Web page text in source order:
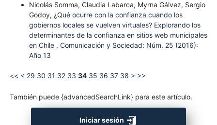
Nicolás Somma, Claudia Labarca, Myrna Gálvez, Sergio
Godoy, ¿Qué ocurre con la confianza cuando los
gobiernos locales se vuelven virtuales? Explorando los
determinantes de la confianza en sitios web municipales
en Chile , Comunicación y Sociedad: Núm. 25 (2016):
Año 13
<< < 29 30 31 32 33 34 35 36 37 38 > >>
También puede {advancedSearchLink} para este artículo.
Iniciar sesión